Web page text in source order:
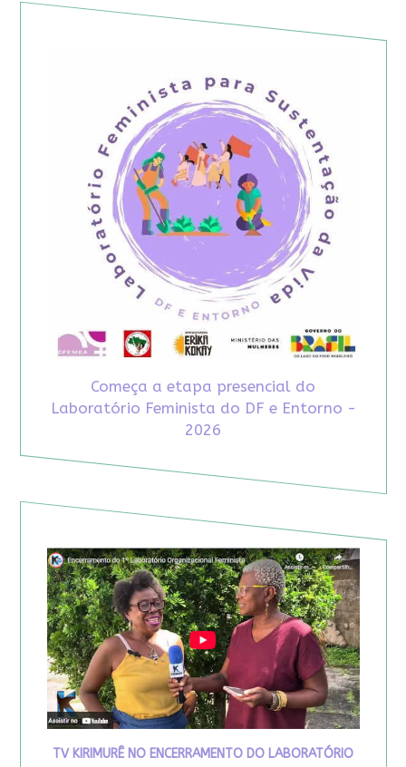
Começa a etapa presencial do
Laboratório Feminista do DF e Entorno -
2026
TV KIRIMURÊ NO ENCERRAMENTO DO LABORATÓRIO